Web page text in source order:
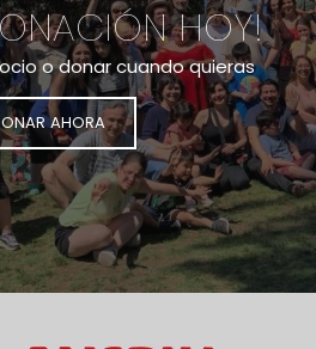
HOY!
o donar cuando quieras
AHORA